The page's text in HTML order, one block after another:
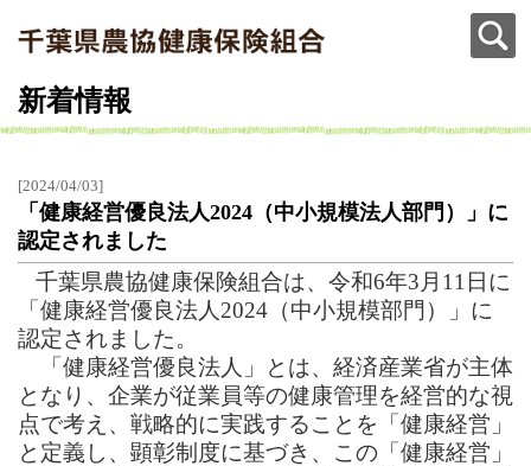
新着情報
[2024/04/03]
「健康経営優良法人2024（中小規模法人部門）」に
認定されました
千葉県農協健康保険組合は、令和6年3 月 11 日に
「健康経営優良法人 2024 （中小規模部門）」に
認定されました。
「健康経営優良法人」とは、経済産業省が主体
となり、企業が従業員等の健康管理を経営的な視
点で考え、戦略的に実践することを「健康経営」
と定義し、顕彰制度に基づき、この「健康経営」